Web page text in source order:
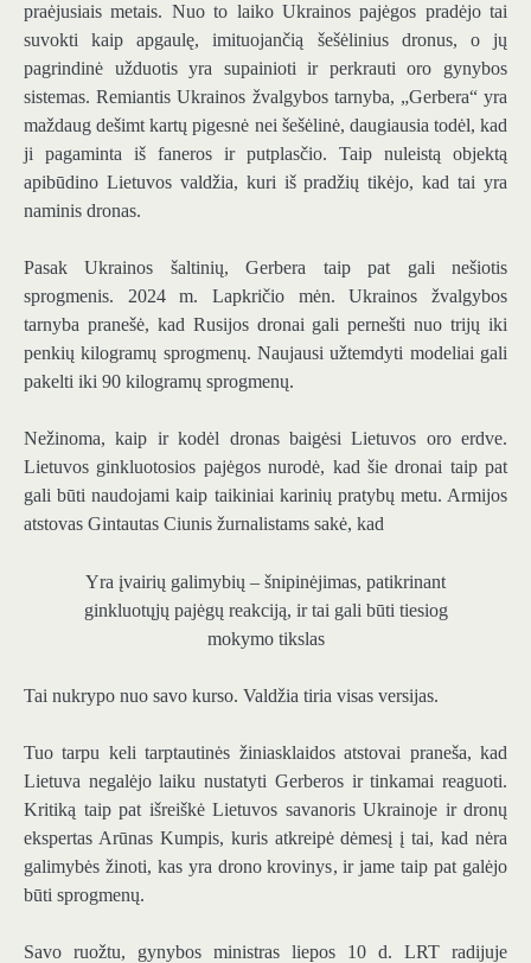
praėjusiais metais. Nuo to laiko Ukrainos pajėgos pradėjo tai
suvokti kaip apgaulę, imituojančią šešėlinius dronus, o jų
pagrindinė užduotis yra supainioti ir perkrauti oro gynybos
sistemas. Remiantis Ukrainos žvalgybos tarnyba, „Gerbera“ yra
maždaug dešimt kartų pigesnė nei šešėlinė, daugiausia todėl, kad
ji pagaminta iš faneros ir putplasčio. Taip nuleistą objektą
apibūdino Lietuvos valdžia, kuri iš pradžių tikėjo, kad tai yra
naminis dronas.
Pasak Ukrainos šaltinių, Gerbera taip pat gali nešiotis
sprogmenis. 2024 m. Lapkričio mėn. Ukrainos žvalgybos
tarnyba pranešė, kad Rusijos dronai gali pernešti nuo trijų iki
penkių kilogramų sprogmenų. Naujausi užtemdyti modeliai gali
pakelti iki 90 kilogramų sprogmenų.
Nežinoma, kaip ir kodėl dronas baigėsi Lietuvos oro erdve.
Lietuvos ginkluotosios pajėgos nurodė, kad šie dronai taip pat
gali būti naudojami kaip taikiniai karinių pratybų metu. Armijos
atstovas Gintautas Ciunis žurnalistams sakė, kad
Yra įvairių galimybių – šnipinėjimas, patikrinant
ginkluotųjų pajėgų reakciją, ir tai gali būti tiesiog
mokymo tikslas
Tai nukrypo nuo savo kurso. Valdžia tiria visas versijas.
Tuo tarpu keli tarptautinės žiniasklaidos atstovai praneša, kad
Lietuva negalėjo laiku nustatyti Gerberos ir tinkamai reaguoti.
Kritiką taip pat išreiškė Lietuvos savanoris Ukrainoje ir dronų
ekspertas Arūnas Kumpis, kuris atkreipė dėmesį į tai, kad nėra
galimybės žinoti, kas yra drono krovinys, ir jame taip pat galėjo
būti sprogmenų.
Savo ruožtu, gynybos ministras liepos 10 d. LRT radijuje